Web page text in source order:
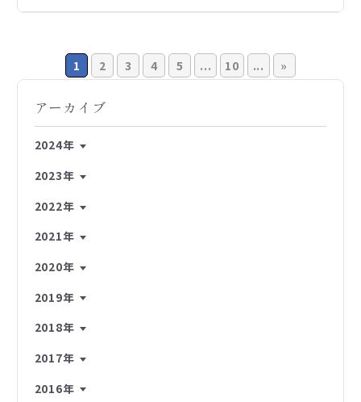
ます。
もし顎変形が改善されておられましたら、保険適応
は難しいかと思われます。
A
お写真を拝見させていただいた限りでは、手術を前
お写真より骨の状態に問題がありそうなので、外科
矯正を併用する顎変形症矯正歯科治療が必要だと
思われます。
外科矯正併用治療は、保険適応されますので、お近く
さい。
お手数ですが、よろしくお願いします。
A
ご連絡ありがとうございます。西田矯正歯科です。
歯並びの改善、口元の改善は可能ですが自費扱いに
詳しい治療方針はお近くの矯正歯科専門医にて直接
お口を見てもらった上でお尋ねください。
1 2 3 4 5 ... 10 ... »
アーカイブ
2024年
2023年
2022年
2021年
2020年
2019年
2018年
2017年
2016年